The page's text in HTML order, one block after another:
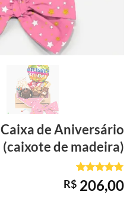
Caixa deAniversário
(caixote de madeira)
Avaliado
como5de
1
R$ 206,00